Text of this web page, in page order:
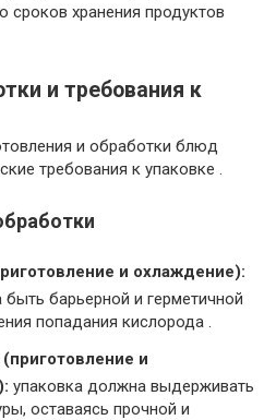
сроков хранения продуктов
и требования к
и обработки блюд
требования к упаковке .
и охлаждение):
барьерной и герметичной
попадания кислорода .
и
упаковка должна выдерживать
оставаясь прочной и